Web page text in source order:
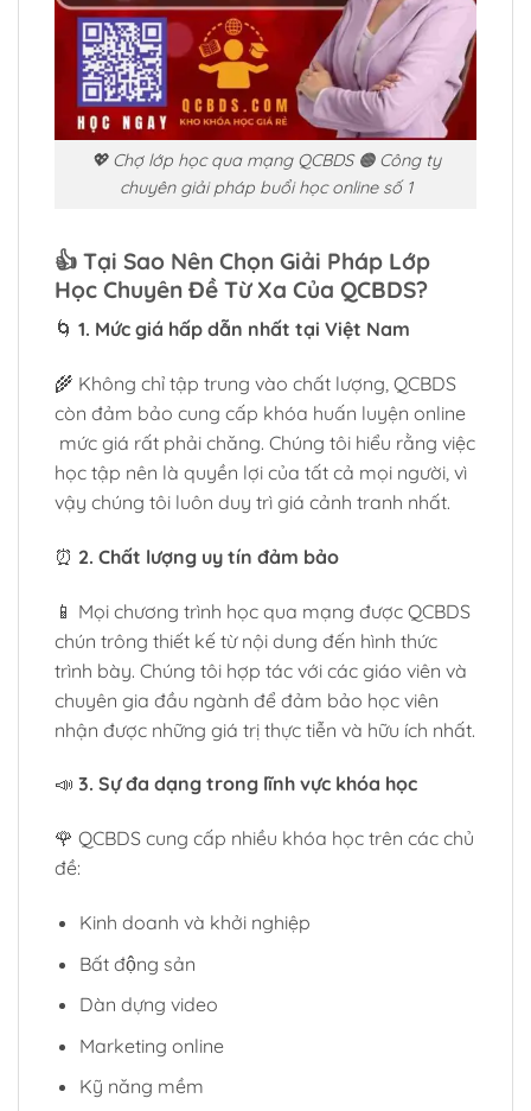
💖 Chợ lớp học qua mạng QCBDS 🟠 Công ty
chuyên giải pháp buổi học online số 1
👍 Tại Sao Nên Chọn Giải Pháp Lớp
Học Chuyên Đề Từ Xa Của QCBDS?
🌀 1. Mức giá hấp dẫn nhất tại Việt Nam
🌾 Không chỉ tập trung vào chất lượng, QCBDS
còn đảm bảo cung cấp khóa huấn luyện online
mức giá rất phải chăng. Chúng tôi hiểu rằng việc
học tập nên là quyền lợi của tất cả mọi người, vì
vậy chúng tôi luôn duy trì giá cảnh tranh nhất.
⏰ 2. Chất lượng uy tín đảm bảo
📱 Mọi chương trình học qua mạng được QCBDS
chún trông thiết kế từ nội dung đến hình thức
trình bày. Chúng tôi hợp tác với các giáo viên và
chuyên gia đầu ngành để đảm bảo học viên
nhận được những giá trị thực tiễn và hữu ích nhất.
📣 3. Sự đa dạng trong lĩnh vực khóa học
🌹 QCBDS cung cấp nhiều khóa học trên các chủ
đề:
Kinh doanh và khởi nghiệp
Bất động sản
Dàn dựng video
Marketing online
Kỹ năng mềm